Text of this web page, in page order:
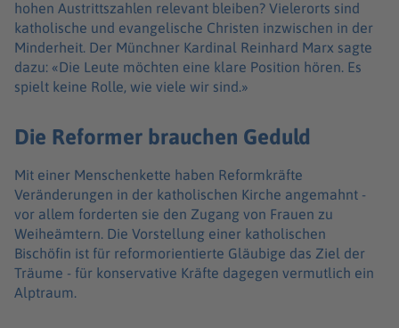
hohen Austrittszahlen relevant bleiben? Vielerorts sind
katholische und evangelische Christen inzwischen in der
Minderheit. Der Münchner Kardinal Reinhard Marx sagte
dazu: «Die Leute möchten eine klare Position hören. Es
spielt keine Rolle, wie viele wir sind.»
Die Reformer brauchen Geduld
Mit einer Menschenkette haben Reformkräfte
Veränderungen in der katholischen Kirche angemahnt -
vor allem forderten sie den Zugang von Frauen zu
Weiheämtern. Die Vorstellung einer katholischen
Bischöfin ist für reformorientierte Gläubige das Ziel der
Träume - für konservative Kräfte dagegen vermutlich ein
Alptraum.